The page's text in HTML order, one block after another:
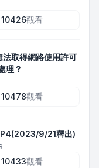
10426觀看
取得網路使用許可
理？
10478觀看
9/21釋出)
10433觀看